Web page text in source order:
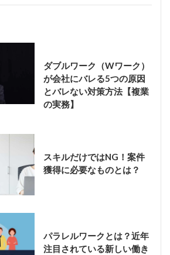
ダブルワーク（Wワーク）
が会社にバレる5つの原因
とバレない対策方法【複業
の実務】
スキルだけではNG！案件
獲得に必要なものとは？
パラレルワークとは？近年
注目されている新しい働き